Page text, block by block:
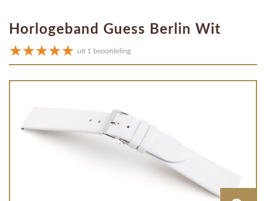
Horlogeband Guess Berlin Wit
uit 1 beoordeling